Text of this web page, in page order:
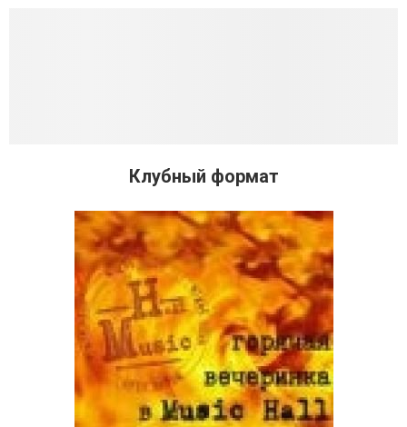
Клубный формат